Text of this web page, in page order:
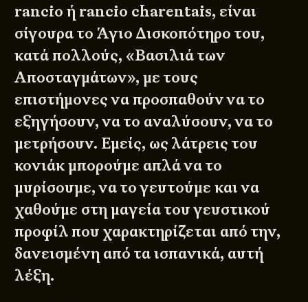
rancio ή rancio charentais, είναι
σίγουρα το Άγιο Δισκοπότηρο του,
κατά πολλούς, «Βασιλιά των
Αποσταγμάτων», με τους
επιστήμονες να προσπαθούν να το
εξηγήσουν, να το αναλύσουν, να το
μετρήσουν. Εμείς, ως λάτρεις του
κονιάκ μπορούμε απλά να το
μυρίσουμε, να το γευτούμε και να
χαθούμε στη μαγεία του γευστικού
προφίλ που χαρακτηρίζεται από την,
δανεισμένη από τα ισπανικά, αυτή
λέξη.